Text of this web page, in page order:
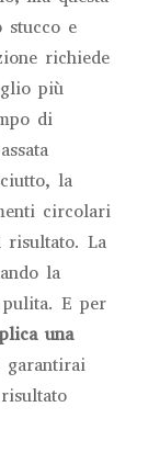
stucco e
richiede
più
di
la
circolari
risultato. La
la
E per
una